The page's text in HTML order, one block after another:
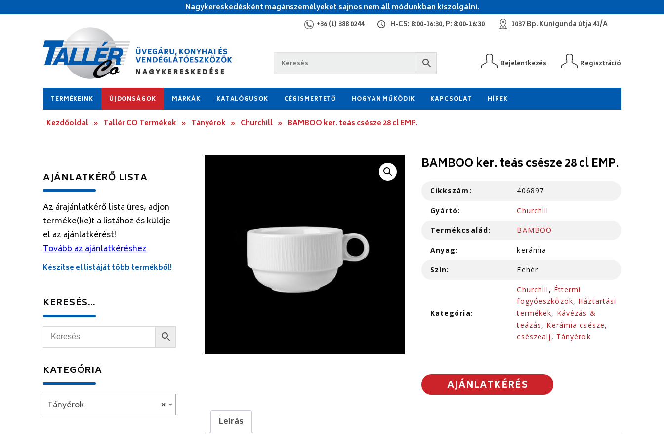
Nagykereskedésként magánszemélyeket sajnos nem áll módunkban kiszolgálni.
+36 (1) 388 0244 H-CS: 8:00-16:30, P: 8:00-16:30 1037 Bp. Kunigunda útja 41/A
Bejelentkezés Regisztráció
TERMÉKEINK ÚJDONSÁGOK MÁRKÁK KATALÓGUSOK CÉGISMERTETŐ HOGYAN MŰKÖDIK KAPCSOLAT HÍREK
Kezdőoldal » Tallér CO Termékek » Tányérok » Churchill » BAMBOO ker. teás csésze 28 cl EMP.
BAMBOO ker. teás csésze 28 cl EMP.
Cikkszám: 406897
Gyártó: Churchill
Termékcsalád: BAMBOO
Anyag: kerámia
Szín: Fehér
Kategória:
Churchill , Éttermi
fogyóeszközök, Háztartási
termékek, Kávézás &
teázás, Kerámia csésze,
csészealj , Tányérok
AJÁNLATKÉRÉS
Leírás
AJÁNLATKÉRŐ LISTA
Az árajánlatkérő lista üres, adjon
terméke(ke)t a listához és küldje
el az ajánlatkérést!
Tovább az ajánlatkéréshez
Készítse el listáját több termékből!
KERESÉS…
KATEGÓRIA
×
Tányérok